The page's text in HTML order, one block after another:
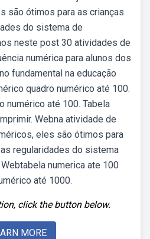
são ótimos para as crianças
do sistema de
neste post 30 atividades de
numérica para alunos dos
fundamental na educação
quadro numérico até 100.
numérico até 100. Tabela
Webna atividade de
eles são ótimos para
regularidades do sistema
numerica ate 100
até 1000.
click the button below.
MORE